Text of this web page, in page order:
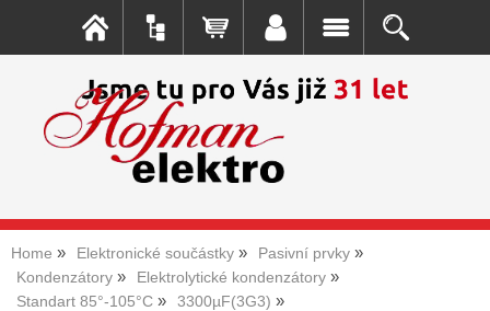
Home Elektronické součástky
Pasivní prvky
Kondenzátory
Elektrolytické kondenzátory
Standart 85°-105°C
3300µF(3G3)